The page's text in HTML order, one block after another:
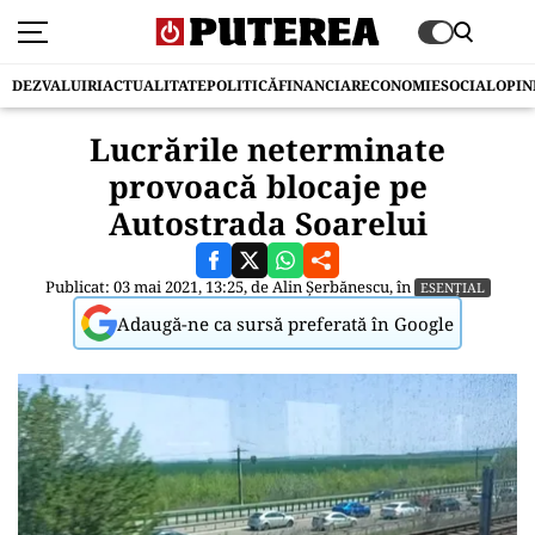
DEZVALUIRIACTUALITATEPOLITICĂFINANCIARECONOMIESOCIAL
Lucrările neterminate
provoacă blocaje pe
Autostrada Soarelui
Publicat: 03 mai 2021, 13:25, deAlin Șerbănescu, în ESENȚIAL
Adaugă-ne ca sursă preferată în Google